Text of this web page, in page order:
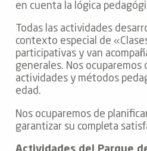
en cuenta la lógica
Todas las actividades
contexto especial de
participativas y van
generales. Nos ocuparemos
actividades y métodos
edad.
Nos ocuparemos de
garantizar su completa